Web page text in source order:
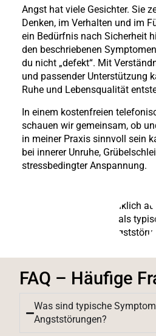
Angst hat viele Gesichter. Sie
Denken, im Verhalten und im
ein Bedürfnis nach Sicherheit
den beschriebenen
du nicht „defekt“. Mit
und passender Unterstützung
Ruhe und Lebensqualität
In einem kostenfreien
schauen wir gemeinsam, ob
in meiner Praxis sinnvoll sein
bei innerer Unruhe,
stressbedingter Anspannung.
FAQ – Häufige
Was sind typische
Angststörungen?